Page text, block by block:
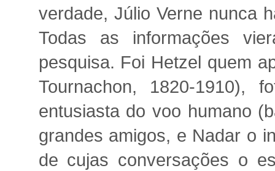
verdade, Júlio Verne nunca
Todas as informações
pesquisa. Foi Hetzel quem
Tournachon, 1820-1910),
entusiasta do voo humano
grandes amigos, e Nadar o
de cujas conversações o